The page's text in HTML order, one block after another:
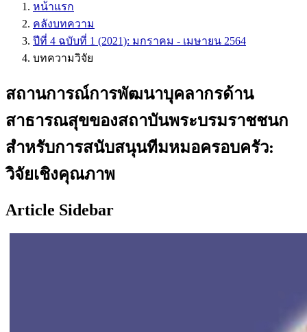
หน้าแรก
คลังบทความ
ปีที่ 4 ฉบับที่ 1 (2021): มกราคม - เมษายน 2564
บทความวิจัย
สถานการณ์การพัฒนาบุคลากรด้าน
สาธารณสุขของสถาบันพระบรมราชชนก
สำหรับการสนับสนุนทีมหมอครอบครัว:
วิจัยเชิงคุณภาพ
Article Sidebar